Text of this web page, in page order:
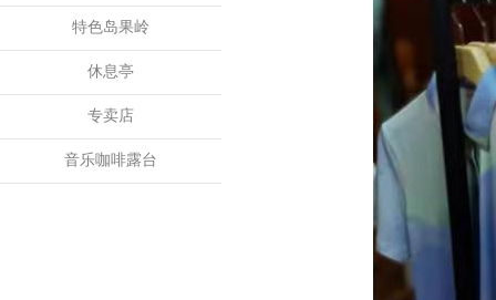
特色岛果岭
休息亭
专卖店
音乐咖啡露台